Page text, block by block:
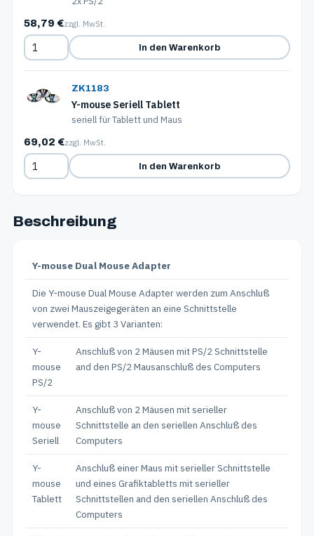
58,79 €zzgl. MwSt.
In den Warenkorb
ZK1183
Y-mouse Seriell Tablett
seriell für Tablett und Maus
69,02 €zzgl. MwSt.
In den Warenkorb
Beschreibung
Y-mouse Dual Mouse Adapter
Die Y-mouse Dual Mouse Adapter werden zum Anschluß
von zwei Mauszeigegeräten an eine Schnittstelle
verwendet. Es gibt 3 Varianten:
Y-
mouse
PS/2
Anschluß von 2 Mäusen mit PS/2 Schnittstelle
and den PS/2 Mausanschluß des Computers
Y-
mouse
Seriell
Anschluß von 2 Mäusen mit serieller
Schnittstelle an den seriellen Anschluß des
Computers
Y-
mouse
Tablett
Anschluß einer Maus mit serieller Schnittstelle
und eines Grafiktabletts mit serieller
Schnittstellen and den seriellen Anschluß des
Computers